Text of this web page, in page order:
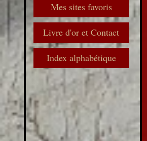
Mes sites favoris
Livre d'or et Contact
Index alphabétique